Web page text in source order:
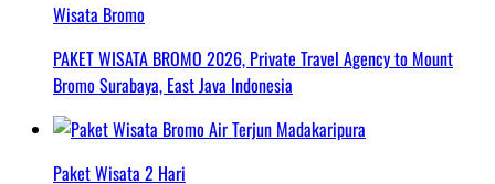
Wisata Bromo
PAKET WISATA BROMO 2026, Private Travel Agency to Mount
Bromo Surabaya, East Java Indonesia
Paket Wisata 2 Hari